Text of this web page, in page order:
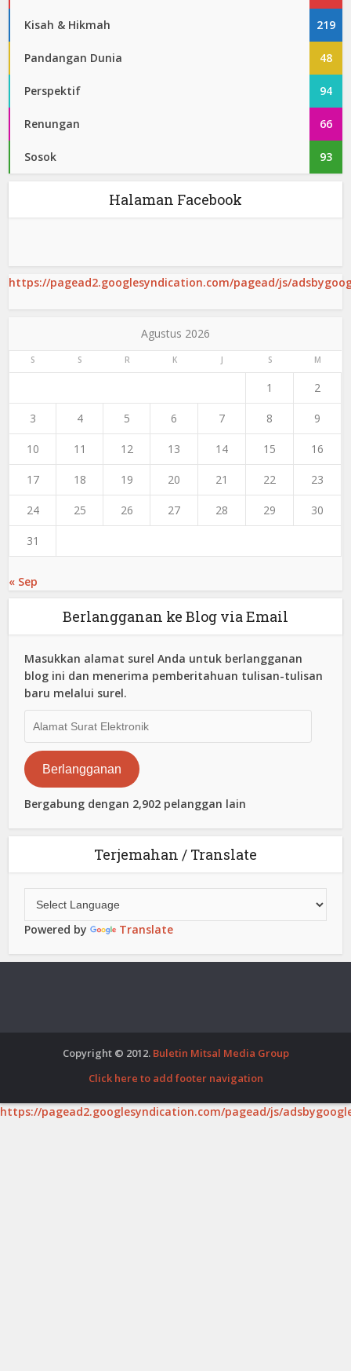
Kisah & Hikmah 219
Pandangan Dunia 48
Perspektif 94
Renungan 66
Sosok 93
Halaman Facebook
https://pagead2.googlesyndication.com/pagead/js/
Agustus 2026
S S R K J S M
1 2
3 4 5 6 7 8 9
10 11 12 13 14 15 16
17 18 19 20 21 22 23
24 25 26 27 28 29 30
31
« Sep
Berlangganan ke Blog via Email
Masukkan alamat surel Anda untuk berlangganan
blog ini dan menerima pemberitahuan tulisan-tulisan
baru melalui surel.
Surat
Elektronik
Berlangganan
Bergabung dengan 2,902 pelanggan lain
Terjemahan / Translate
Powered by Translate
Copyright © 2012. Buletin Mitsal Media Group
Click here to add footer navigation
https://pagead2.googlesyndication.com/pagead/js/